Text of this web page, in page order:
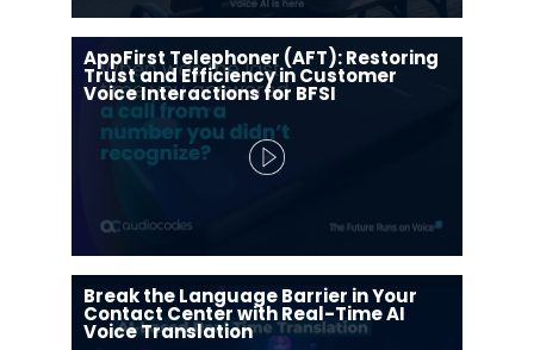
AppFirst Telephoner (AFT): Restoring
Trust and Efficiency in Customer
Voice Interactions for BFSI
Break the Language Barrier in Your
Contact Center with Real-Time AI
Voice Translation